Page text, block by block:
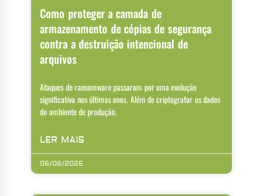
Como proteger a camada de
armazenamento de cópias de segurança
contra a destruição intencional de
arquivos
Ataques de ransomware passaram por uma evolução
significativa nos últimos anos. Além de criptografar os dados
do ambiente de produção,
LER MAIS
06/08/2026